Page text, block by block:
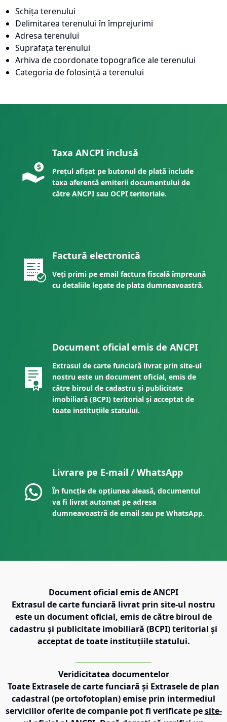
Schița terenului
Delimitarea terenului în împrejurimi
Adresa terenului
Suprafața terenului
Arhiva de coordonate topografice ale terenului
Categoria de folosință a terenului
Taxa ANCPI inclusă
Prețul afișat pe butonul de plată include
taxa aferentă emiterii documentului de
către ANCPI sau OCPI teritoriale.
Factură electronică
Veți primi pe email factura fiscală împreună
cu detaliile legate de plata dumneavoastră.
Document oficial emis de ANCPI
Extrasul de carte funciară livrat prin site-ul
nostru este un document oficial, emis de
către biroul de cadastru și publicitate
imobiliară (BCPI) teritorial și acceptat de
toate instituțiile statului.
Livrare pe E-mail / WhatsApp
În funcție de opțiunea aleasă, documentul
va fi livrat automat pe adresa
dumneavoastră de email sau pe WhatsApp.
Document oficial emis de ANCPI
Extrasul de carte funciară livrat prin site-ul nostru
este un document oficial, emis de către biroul de
cadastru și publicitate imobiliară (BCPI) teritorial și
acceptat de toate instituțiile statului.
Veridicitatea documentelor
Toate Extrasele de carte funciară și Extrasele de plan
cadastral (pe ortofotoplan) emise prin intermediul
serviciilor oferite de companie pot fi verificate pe site-